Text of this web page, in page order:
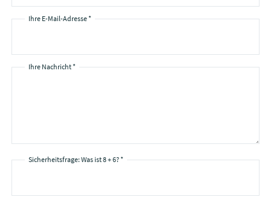
Ihre E-Mail-Adresse *
Ihre Nachricht *
Sicherheitsfrage: Was ist 8 + 6? *